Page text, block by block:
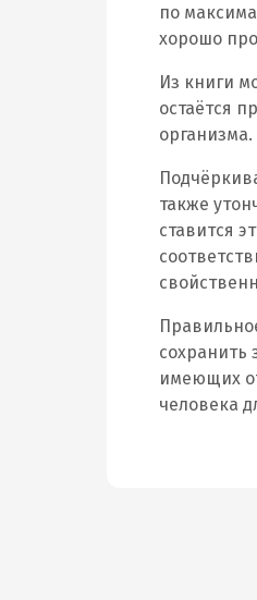
по
хорошо
Из книги
остаётся
организма.
также
ставится
сохранить
имеющих
человека